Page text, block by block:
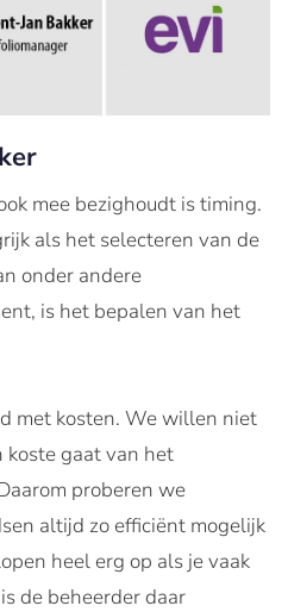
mee bezighoudt is timing.
als het selecteren van de
onder andere
is het bepalen van het
met kosten. We willen niet
gaat van het
proberen we
altijd zo efficiënt mogelijk
heel erg op als je vaak
de beheerder daar